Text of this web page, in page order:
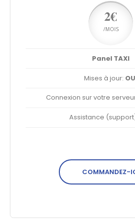
2€
/MOIS
Panel TAXI
Mises à jour:
Connexion sur votre
Assistance
COMMANDEZ-